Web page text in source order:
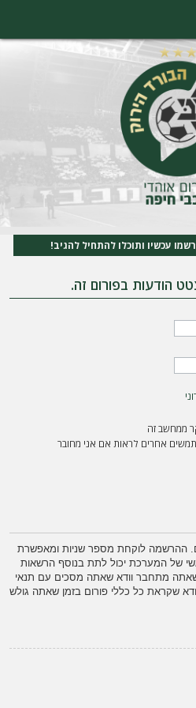
עכשיו ותוכלו להתחיל להגיב!
הודעות בפורום זה.
ממחשב זה
אחרים לראות אם אני מחובר
ההרשמה לוקחת מספר שניות ומאפשרת
של המערכת יכול לתת בנוסף הרשאות
מתחבר וודא שאתה מסכים עם תנאי
שקראת כל כללי פורום בזמן שאתה גולש